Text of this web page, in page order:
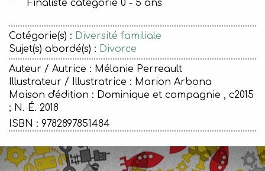
Finaliste catégorie 0 - 5 ans
Catégorie(s) : Diversité familiale
Sujet(s) abordé(s) : Divorce
Auteur / Autrice : Mélanie Perreault
Illustrateur / Illustratrice : Marion Arbona
Maison d'édition : Dominique et compagnie , c2015
; N. É. 2018
ISBN : 9782897851484